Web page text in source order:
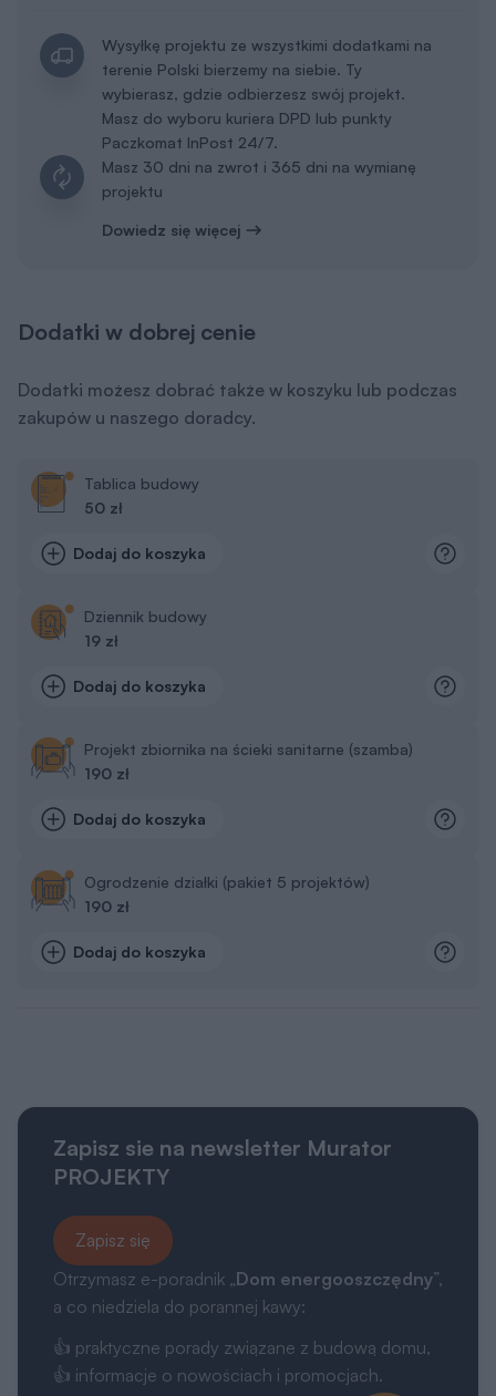
Wysyłkę projektu ze wszystkimi dodatkami na
terenie Polski bierzemy na siebie. Ty
wybierasz, gdzie odbierzesz swój projekt.
Masz do wyboru kuriera DPD lub punkty
Paczkomat InPost 24/7.
Masz 30 dni na zwrot i 365 dni na wymianę
projektu
Dowiedz się więcej
Dodatki w dobrej cenie
Dodatki możesz dobrać także w koszyku lub podczas
zakupów u naszego doradcy.
Tablica budowy
50 zł
Dodaj do koszyka
Dziennik budowy
19 zł
Dodaj do koszyka
Projekt zbiornika na ścieki sanitarne (szamba)
190 zł
Dodaj do koszyka
Ogrodzenie działki (pakiet 5 projektów)
190 zł
Dodaj do koszyka
Zapisz sie na newsletter Murator
PROJEKTY
Zapisz się
Otrzymasz e-poradnik „Dom energooszczędny”,
a co niedziela do porannej kawy:
👍 praktyczne porady związane z budową domu,
👍 informacje o nowościach i promocjach.